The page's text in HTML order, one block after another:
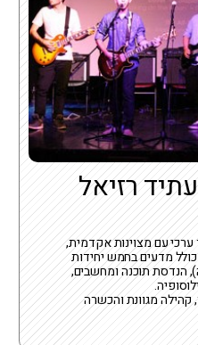
רזיאל
ערכי עם מצוינות אקדמית,
מדעים בחמש יחידות
הנדסת תוכנה ומחשבים,
קהילה מגוונת והכשרה